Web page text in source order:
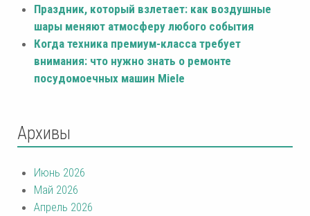
Праздник, который взлетает: как воздушные
шары меняют атмосферу любого события
Когда техника премиум-класса требует
внимания: что нужно знать о ремонте
посудомоечных машин Miele
Архивы
Июнь 2026
Май 2026
Апрель 2026